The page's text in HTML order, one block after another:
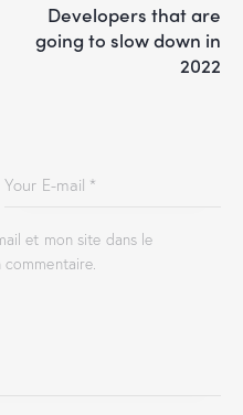
Developers that are
going to slow down in
2022
et mon site dans le